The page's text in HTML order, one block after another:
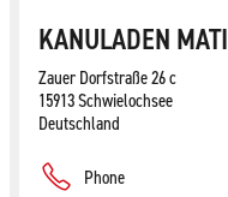
KANULADEN
Zauer Dorfstraße 26 c
15913 Schwielochsee
Deutschland
Phone